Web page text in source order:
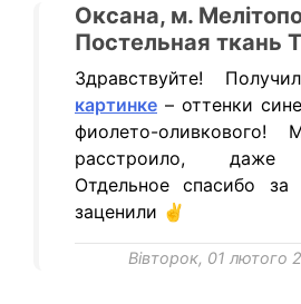
Оксана, м.
Постельная ткань
Здравствуйте!
картинке – оттенки
фиолето-
расстроило, даже
Отдельное спасибо за
заценили ✌
Вівторок, 01 лютого